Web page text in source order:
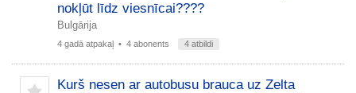
nokļūt līdz viesnīcai????
Bulgārija
4 gadā atpakaļ • 4 abonents 4 atbildi
Kurš nesen ar autobusu brauca uz Zelta